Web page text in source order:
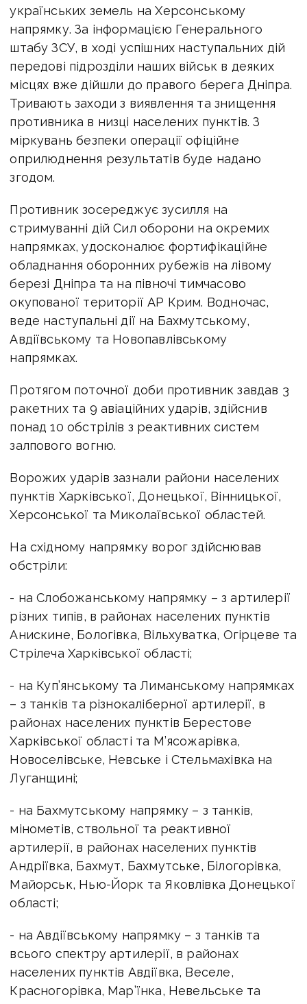
українських земель на Херсонському
напрямку. За інформацією Генерального
штабу ЗСУ, в ході успішних наступальних дій
передові підрозділи наших військ в деяких
місцях вже дійшли до правого берега Дніпра.
Тривають заходи з виявлення та знищення
противника в низці населених пунктів. З
міркувань безпеки операції офіційне
оприлюднення результатів буде надано
згодом.
Противник зосереджує зусилля на
стримуванні дій Сил оборони на окремих
напрямках, удосконалює фортифікаційне
обладнання оборонних рубежів на лівому
березі Дніпра та на півночі тимчасово
окупованої території АР Крим. Водночас,
веде наступальні дії на Бахмутському,
Авдіївському та Новопавлівському
напрямках.
Протягом поточної доби противник завдав 3
ракетних та 9 авіаційних ударів, здійснив
понад 10 обстрілів з реактивних систем
залпового вогню.
Ворожих ударів зазнали райони населених
пунктів Харківської, Донецької, Вінницької,
Херсонської та Миколаївської областей.
На східному напрямку ворог здійснював
обстріли:
- на Слобожанському напрямку – з артилерії
різних типів, в районах населених пунктів
Анискине, Бологівка, Вільхуватка, Огірцеве та
Стрілеча Харківської області;
- на Куп’янському та Лиманському напрямках
– з танків та різнокаліберної артилерії, в
районах населених пунктів Берестове
Харківської області та М’ясожарівка,
Новоселівське, Невське і Стельмахівка на
Луганщині;
- на Бахмутському напрямку – з танків,
мінометів, ствольної та реактивної
артилерії, в районах населених пунктів
Андріївка, Бахмут, Бахмутське, Білогорівка,
Майорськ, Нью-Йорк та Яковлівка Донецької
області;
- на Авдіївському напрямку – з танків та
всього спектру артилерії, в районах
населених пунктів Авдіївка, Веселе,
Красногорівка, Мар’їнка, Невельське та